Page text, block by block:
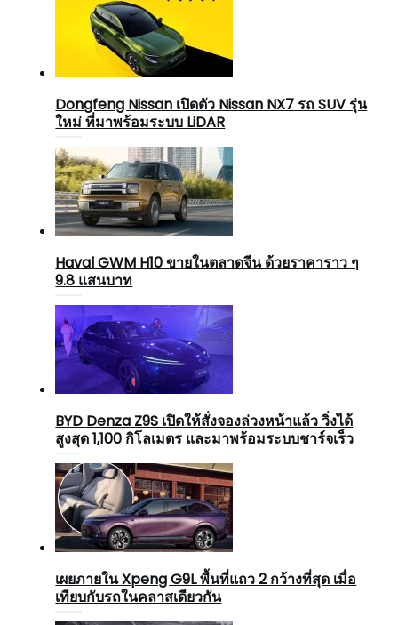
Dongfeng Nissan เปิดตัว Nissan NX7 รถ SUV รุ่น
ใหม่ ที่มาพร้อมระบบ LiDAR
Haval GWM H10 ขายในตลาดจีน ด้วยราคาราว ๆ
9.8 แสนบาท
BYD Denza Z9S เปิดให้สั่งจองล่วงหน้าแล้ว วิ่งได้
สูงสุด 1,100 กิโลเมตร และมาพร้อมระบบชาร์จเร็ว
เผยภายใน Xpeng G9L พื้นที่แถว 2 กว้างที่สุด เมื่อ
เทียบกับรถในคลาสเดียวกัน